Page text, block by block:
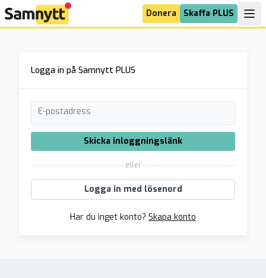
Donera Skaffa PLUS
Logga in på Samnytt PLUS
E-postadress
Skicka inloggningslänk
eller
Logga in med lösenord
Har du inget konto? Skapa konto